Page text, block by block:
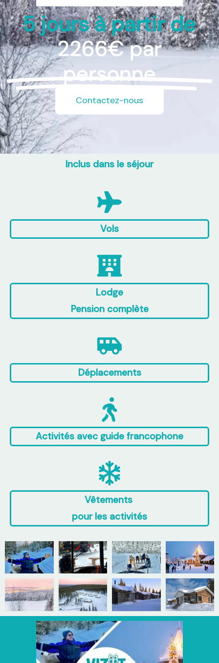
5 jours à partir de
2266€ par
personne
Contactez-nous
Inclus dans le séjour
Vols
Lodge
Pension complète
Déplacements
Activités avec guide francophone
Vêtements
pour les activités